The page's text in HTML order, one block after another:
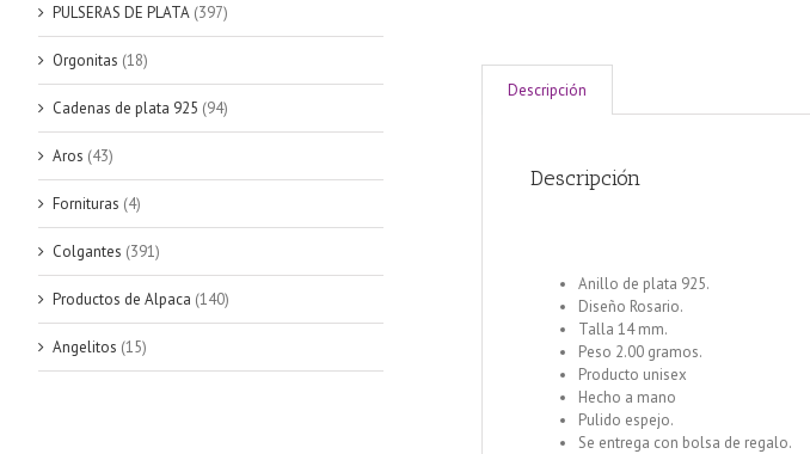
Descripción
Descripción
Anillo de plata 925.
Diseño Rosario.
Talla 14 mm.
Peso 2.00 gramos.
Producto unisex
Hecho a mano
Pulido espejo.
Se entrega con bolsa de regalo.
PULSERAS DE PLATA (397)
Orgonitas (18)
Cadenas de plata 925 (94)
Aros (43)
Fornituras (4)
Colgantes (391)
Productos de Alpaca (140)
Angelitos (15)